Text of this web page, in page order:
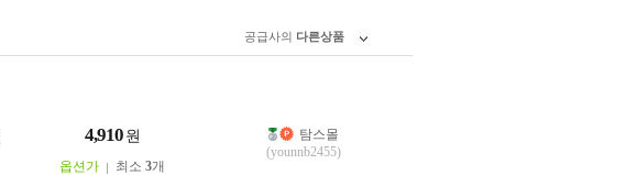
공급사의 다른상품
4,910 원
옵션가 최소 3개
탐스몰
(younnb2455)